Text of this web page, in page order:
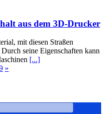
aus dem 3D-Drucker
mit diesen Straßen
seine Eigenschaften kann
[...]
»